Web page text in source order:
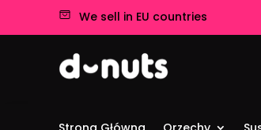
We sell in EU countries